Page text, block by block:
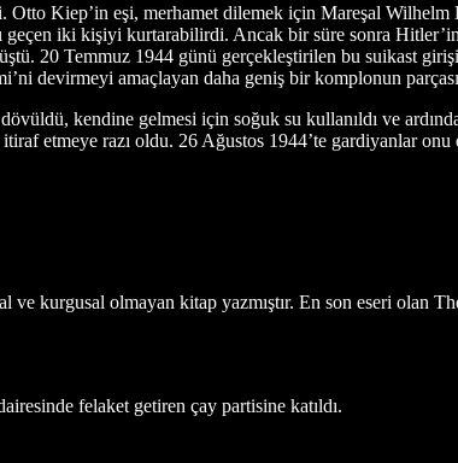
Kiep’in eşi, merhamet dilemek için Mareşal Wilhelm
geçen iki kişiyi kurtarabilirdi. Ancak bir süre sonra
20 Temmuz 1944 günü gerçekleştirilen bu suikast
devirmeyi amaçlayan daha geniş bir komplonun
kendine gelmesi için soğuk su kullanıldı ve
etmeye razı oldu. 26 Ağustos 1944’te gardiyanlar
ve kurgusal olmayan kitap yazmıştır. En son eseri olan
felaket getiren çay partisine katıldı.